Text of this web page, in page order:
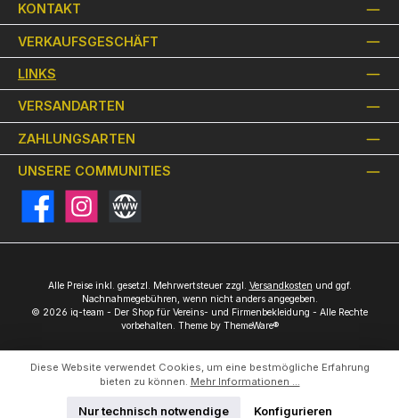
KONTAKT
VERKAUFSGESCHÄFT
LINKS
VERSANDARTEN
ZAHLUNGSARTEN
UNSERE COMMUNITIES
FacebookInstagramWebsite
Alle Preise inkl. gesetzl. Mehrwertsteuer zzgl. Versandkosten und ggf.
Nachnahmegebühren, wenn nicht anders angegeben.
© 2026 iq-team - Der Shop für Vereins- und Firmenbekleidung - Alle Rechte
vorbehalten. Theme by ThemeWare®
Diese Website verwendet Cookies, um eine bestmögliche Erfahrung
bieten zu können. Mehr Informationen ...
Nur technisch notwendige Konfigurieren